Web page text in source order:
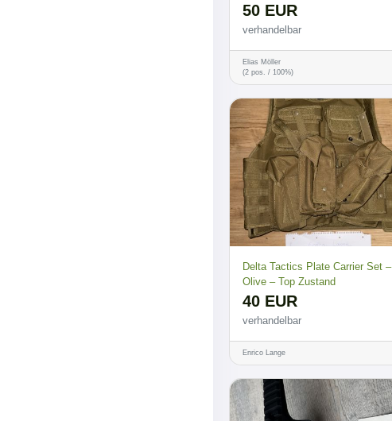
50 EUR
verhandelbar
Elias Möller
(2 pos. / 100%)
Delta Tactics Plate Carrier Set –
Olive – Top Zustand
40 EUR
verhandelbar
Enrico Lange